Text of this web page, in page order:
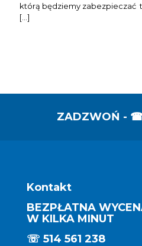
którą będziemy zabezpieczać
[…]
ZADZWOŃ -
Kontakt
BEZPŁATNA
W KILKA MINUT
☏ 514 561 238